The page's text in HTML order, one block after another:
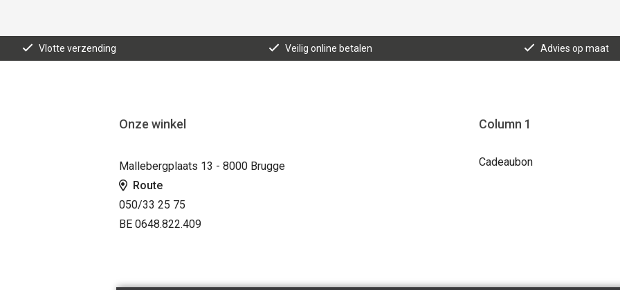
Vlotte verzending Veilig online betalen Advies op maat
Onze winkel
Mallebergplaats 13 - 8000 Brugge
Route
050/33 25 75
BE 0648.822.409
Column 1
Cadeaubon